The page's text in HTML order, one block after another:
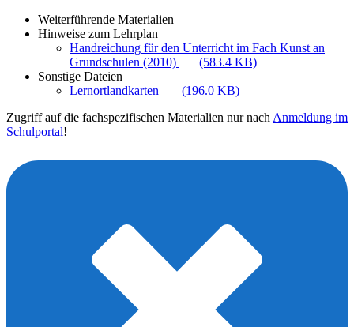
Weiterführende Materialien
Hinweise zum Lehrplan
Handreichung für den Unterricht im Fach Kunst an
Grundschulen (2010)
(583.4 KB)
Sonstige Dateien
Lernortlandkarten
(196.0 KB)
Zugriff auf die fachspezifischen Materialien nur nach Anmeldung im
Schulportal!